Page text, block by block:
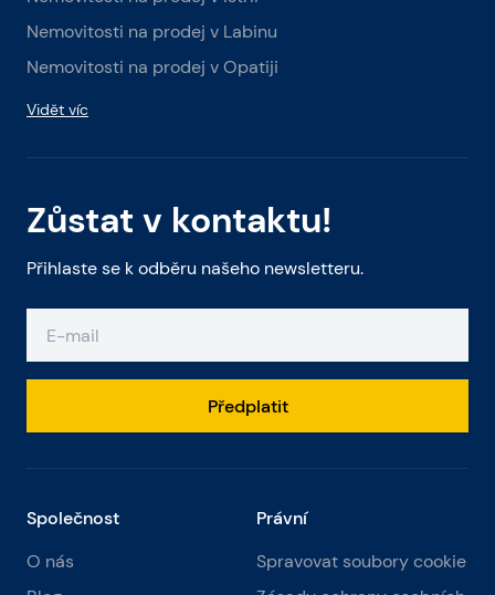
Zůstat v kontaktu!
Přihlaste se k odběru našeho newsletteru.
Předplatit
Nemovitosti na prodej v Labinu
Nemovitosti na prodej v Opatiji
Vidět víc
Společnost
O nás
Právní
Spravovat soubory cookie